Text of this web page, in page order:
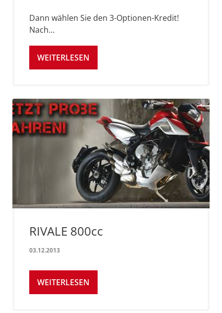
Dann wählen Sie den 3-Optionen-Kredit!
Nach…
WEITERLESEN
RIVALE 800cc
03.12.2013
WEITERLESEN